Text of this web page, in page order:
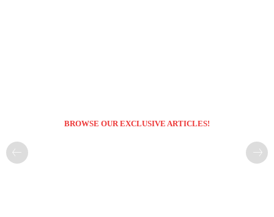
BROWSE OUR EXCLUSIVE ARTICLES!